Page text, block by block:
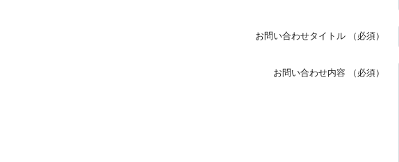
お問い合わせタイトル （必須）
お問い合わせ内容 （必須）